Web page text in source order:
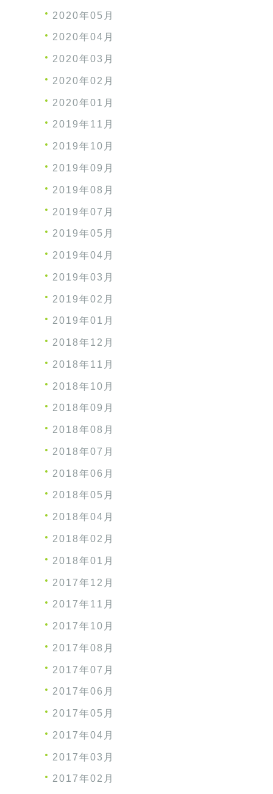
2020年05月
2020年04月
2020年03月
2020年02月
2020年01月
2019年11月
2019年10月
2019年09月
2019年08月
2019年07月
2019年05月
2019年04月
2019年03月
2019年02月
2019年01月
2018年12月
2018年11月
2018年10月
2018年09月
2018年08月
2018年07月
2018年06月
2018年05月
2018年04月
2018年02月
2018年01月
2017年12月
2017年11月
2017年10月
2017年08月
2017年07月
2017年06月
2017年05月
2017年04月
2017年03月
2017年02月